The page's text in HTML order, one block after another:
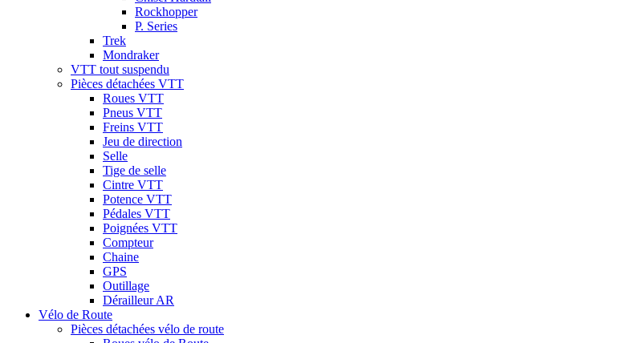
Rockhopper
P. Series
Trek
Mondraker
VTT tout suspendu
Pièces détachées VTT
Roues VTT
Pneus VTT
Freins VTT
Jeu de direction
Selle
Tige de selle
Cintre VTT
Potence VTT
Pédales VTT
Poignées VTT
Compteur
Chaine
GPS
Outillage
Dérailleur AR
Vélo de Route
Pièces détachées vélo de route